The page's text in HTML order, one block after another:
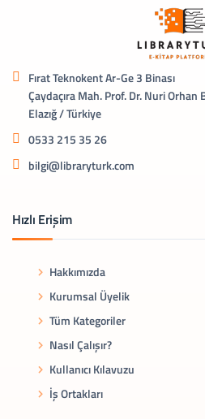
Fırat Teknokent Ar-Ge 3 Binası
Çaydaçıra Mah. Prof. Dr. Nuri
Elazığ / Türkiye
0533 215 35 26
bilgi@libraryturk.com
Hızlı Erişim
Hakkımızda
Kurumsal Üyelik
Tüm Kategoriler
Nasıl Çalışır?
Kullanıcı Kılavuzu
İş Ortakları